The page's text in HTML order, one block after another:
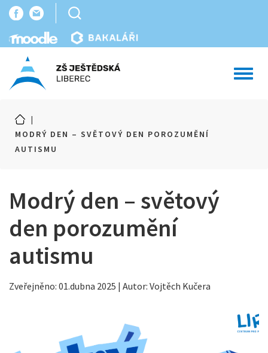
|
MODRÝ DEN – SVĚTOVÝ DEN POROZUMĚNÍ
AUTISMU
Modrý den – světový
den porozumění
autismu
Zveřejněno: 01.dubna 2025 | Autor: Vojtěch Kučera